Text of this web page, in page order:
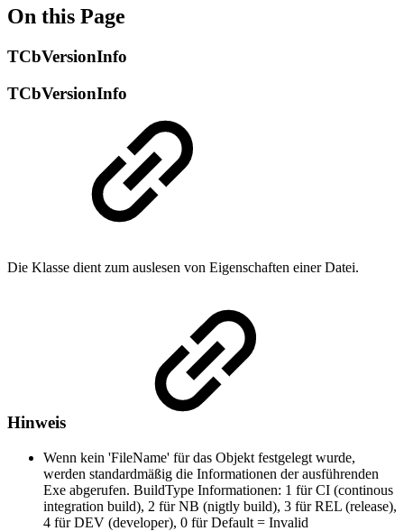
On this Page
TCbVersionInfo
TCbVersionInfo
Die Klasse dient zum auslesen von Eigenschaften einer Datei.
Hinweis
Wenn kein 'FileName' für das Objekt festgelegt wurde,
werden standardmäßig die Informationen der ausführenden
Exe abgerufen. BuildType Informationen: 1 für CI (continous
integration build), 2 für NB (nigtly build), 3 für REL (release),
4 für DEV (developer), 0 für Default = Invalid